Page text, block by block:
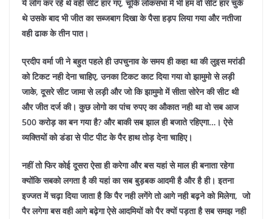
ये लोग कर रहे थे वही सीट हार गए, चूंकि लोकसभा में भी हम वो सीट हार चुके
थे उसके बाद भी जीत का सब्जबाग दिखा के पैसा हड़प लिया गया और नतीजा
वही ढाक के तीन पात।
प्रदीप वर्मा जी ने बहुत पहले ही उपचुनाव के समय ही कहा था की लुइस मरांडी
को टिकट नही देना चाहिए, उनका टिकट काट दिया गया वो झामुमो से लड़ी
जाके, दूसरे सीट जामा से लड़ी और जो कि झामुमो में सीता सोरेन की सीट थी
और जीत दर्ज की।कुछ लोगो का पांच रुपए का औकात नही था वो सब आज
500 करोड़ का बन गया है? और बाकी सब झाल ही बजाते रहिएगा…। ऐसे
व्यक्तियों को डंडा से पीट पीट के पैर हाथ तोड़ देना चाहिए।
नहीं तो फिर कोई दूसरा ऐसा ही करेगा और बस यहां से माल ही बनाता रहेगा
क्योंकि सबको लगता है की यहां का सब बुड़बक आदमी है और है ही।इतना
इज्जत में चढ़ा दिया जाता है कि पैर नही लगेंगे तो आगे नही बढ़ने को मिलेगा, जो
पैर लगेगा बस वही आगे बढ़ेगा ऐसे आदमियों को पैर क्यों पड़ता है सब समझ नही